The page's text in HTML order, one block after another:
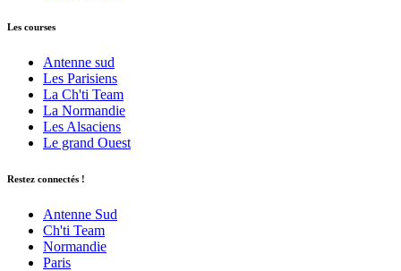
Les courses
Antenne sud
Les Parisiens
La Ch'ti Team
La Normandie
Les Alsaciens
Le grand Ouest
Restez connectés !
Antenne Sud
Ch'ti Team
Normandie
Paris